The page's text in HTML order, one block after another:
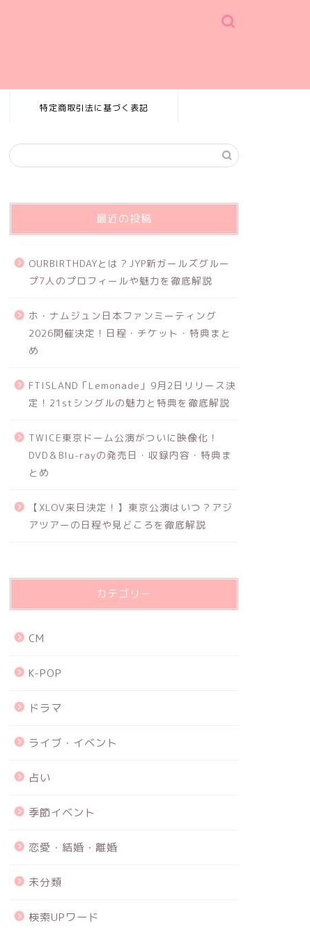
特定商取引法に基づく表記
最近の投稿
OURBIRTHDAYとは？JYP新ガールズグルー
プ7人のプロフィールや魅力を徹底解説
ホ・ナムジュン日本ファンミーティング
2026開催決定！日程・チケット・特典まと
め
FTISLAND「Lemonade」9月2日リリース決
定！21stシングルの魅力と特典を徹底解説
TWICE東京ドーム公演がついに映像化！
DVD＆Blu-rayの発売日・収録内容・特典ま
とめ
【XLOV来日決定！】東京公演はいつ？アジ
アツアーの日程や見どころを徹底解説
カテゴリー
CM
K-POP
ドラマ
ライブ・イベント
占い
季節イベント
恋愛・結婚・離婚
未分類
検索UPワード